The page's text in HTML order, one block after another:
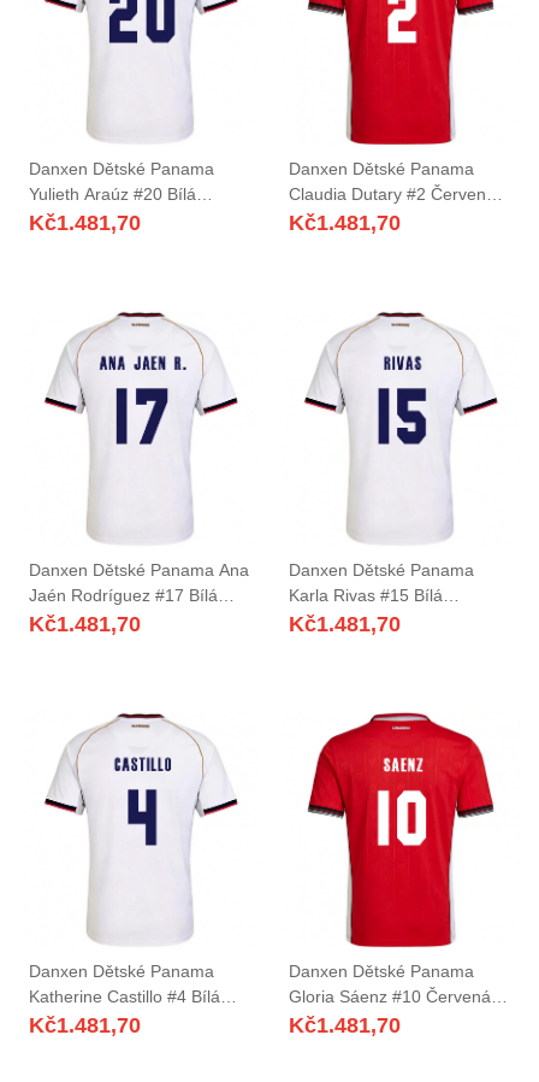
Danxen Dětské Panama
Yulieth Araúz #20 Bílá
Červená Daleko Hráčské
Kč1.481,70
Danxen Dětské Panama
Claudia Dutary #2 Červená
Hnědá Bílá Domů Hráčské
Kč1.481,70
Danxen Dětské Panama Ana
Jaén Rodríguez #17 Bílá
Červená Daleko Hráčské
Kč1.481,70
Danxen Dětské Panama
Karla Rivas #15 Bílá
Červená Daleko Hráčské
Kč1.481,70
Danxen Dětské Panama
Katherine Castillo #4 Bílá
Červená Daleko Hráčské
Kč1.481,70
Danxen Dětské Panama
Gloria Sáenz #10 Červená
Hnědá Bílá Domů Hráčské
Kč1.481,70